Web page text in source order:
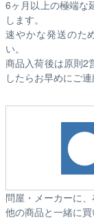
6ヶ月以上の極端な
します。
速やかな発送のた
い。
商品入荷後は原則2
したらお早めにご連
問屋・メーカーに
他の商品と一緒に買